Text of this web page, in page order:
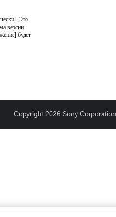
Это
версии
будет
Copyright 2026 Sony Corporation